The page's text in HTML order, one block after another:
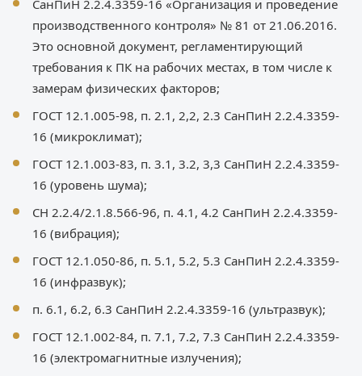
СанПиН 2.2.4.3359-16 «Организация и проведение
производственного контроля» № 81 от 21.06.2016.
Это основной документ, регламентирующий
требования к ПК на рабочих местах, в том числе к
замерам физических факторов;
ГОСТ 12.1.005-98, п. 2.1, 2,2, 2.3 СанПиН 2.2.4.3359-
16 (микроклимат);
ГОСТ 12.1.003-83, п. 3.1, 3.2, 3,3 СанПиН 2.2.4.3359-
16 (уровень шума);
СН 2.2.4/2.1.8.566-96, п. 4.1, 4.2 СанПиН 2.2.4.3359-
16 (вибрация);
ГОСТ 12.1.050-86, п. 5.1, 5.2, 5.3 СанПиН 2.2.4.3359-
16 (инфразвук);
п. 6.1, 6.2, 6.3 СанПиН 2.2.4.3359-16 (ультразвук);
ГОСТ 12.1.002-84, п. 7.1, 7.2, 7.3 СанПиН 2.2.4.3359-
16 (электромагнитные излучения);